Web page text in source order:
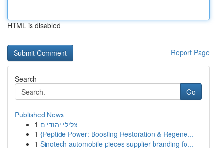
HTML is disabled
Report Page
Search
Go
Published News
1 צלילי יהודיים
1 {Peptide Power: Boosting Restoration & Regene...
1 Sinotech automobile pieces supplier branding fo...